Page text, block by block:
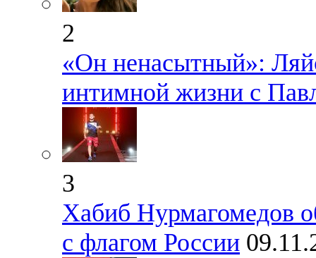
2
«Он ненасытный»:
интимной жизни с
3
Хабиб Нурмагомедов
с флагом России